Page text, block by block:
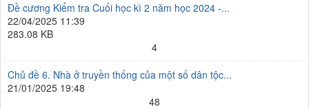
Đề cương Kiểm tra Cuối học kì 2 năm học 2024 -...
22/04/2025 11:39
283.08 KB
4
Chủ đề 6. Nhà ở truyền thống của một số dân tộc...
21/01/2025 19:48
48